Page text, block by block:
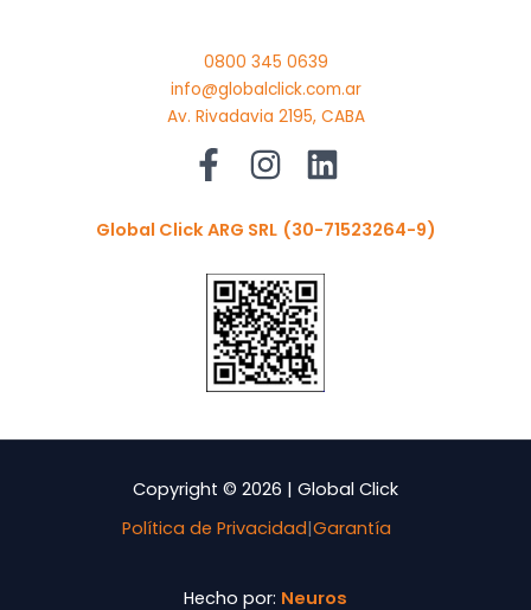
0800 345 0639
info@globalclick.com.ar
Av. Rivadavia 2195, CABA
Global Click ARG SRL (30-71523264-9)
Copyright © 2026 | Global Click
Política de Privacidad|Garantía
Hecho por: Neuros